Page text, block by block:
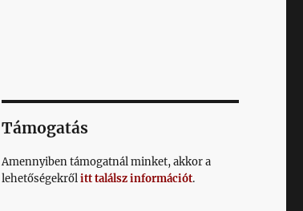
Támogatás
Amennyiben támogatnál minket, akkor a
lehetőségekrőlitt találsz információt.